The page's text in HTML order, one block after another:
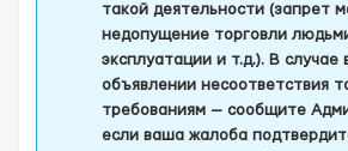
такой деятельности (запрет
недопущение торговли
эксплуатации и т.д.). В случае
объявлении несоответствия
требованиям — сообщите
если ваша жалоба